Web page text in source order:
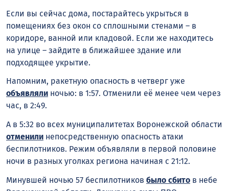
Если вы сейчас дома, постарайтесь укрыться в
помещениях без окон со сплошными стенами – в
коридоре, ванной или кладовой. Если же находитесь
на улице – зайдите в ближайшее здание или
подходящее укрытие.
Напомним, ракетную опасность в четверг уже
объявляли ночью: в 1:57. Отменили её менее чем через
час, в 2:49.
А в 5:32 во всех муниципалитетах Воронежской области
отменили непосредственную опасность атаки
беспилотников. Режим объявляли в первой половине
ночи в разных уголках региона начиная с 21:12.
Минувшей ночью 57 беспилотников было сбито в небе